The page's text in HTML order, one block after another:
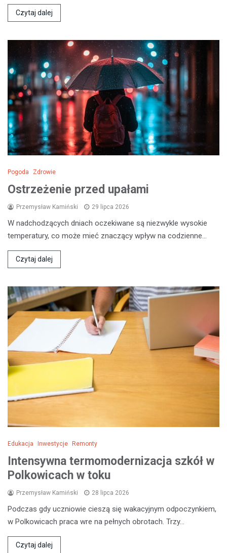
Czytaj dalej
Pogoda Zdrowie
Ostrzeżenie przed upałami
Przemysław Kamiński 29 lipca 2026
W nadchodzących dniach oczekiwane są niezwykle wysokie
temperatury, co może mieć znaczący wpływ na codzienne…
Czytaj dalej
Edukacja Inwestycje Remonty
Intensywna termomodernizacja szkół w
Polkowicach w toku
Przemysław Kamiński 28 lipca 2026
Podczas gdy uczniowie cieszą się wakacyjnym odpoczynkiem,
w Polkowicach praca wre na pełnych obrotach. Trzy…
Czytaj dalej